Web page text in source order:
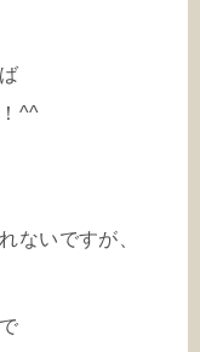
^^
ないですが、